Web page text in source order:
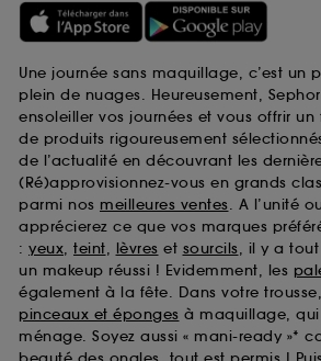
Une journée sans maquillage, c’est un
plein de nuages. Heureusement,
ensoleiller vos journées et vous offrir
de produits rigoureusement
de l’actualité en découvrant les
(Ré)approvisionnez-vous en grands
parmi nos meilleures ventes. A l’unité
apprécierez ce que vos marques
: yeux, teint, lèvres et sourcils, il y a
un makeup réussi ! Evidemment, les
également à la fête. Dans votre
pinceaux et éponges à maquillage,
ménage. Soyez aussi « mani-ready »*